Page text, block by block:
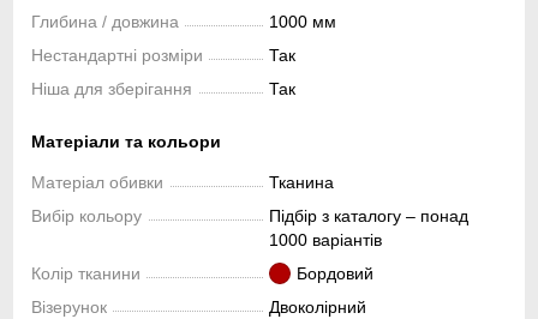
Глибина / довжина
1000 мм
Нестандартні розміри
Так
Ніша для зберігання
Так
Матеріали та кольори
Матеріал обивки
Тканина
Вибір кольору
Підбір з каталогу – понад
1000 варіантів
Колір тканини
Бордовий
Візерунок
Двоколірний